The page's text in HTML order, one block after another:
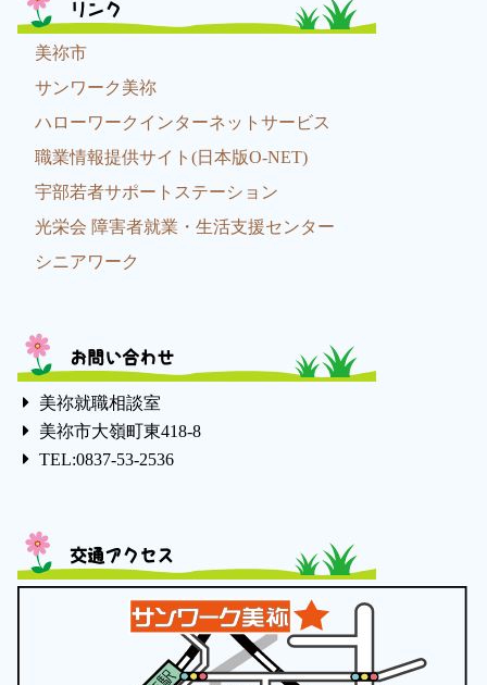
リンク
美祢市
サンワーク美祢
ハローワークインターネットサービス
職業情報提供サイト(日本版O-NET)
宇部若者サポートステーション
光栄会 障害者就業・生活支援センター
シニアワーク
お問い合わせ
美祢就職相談室
美祢市大嶺町東418-8
TEL:0837-53-2536
交通アクセス